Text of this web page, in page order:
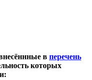
в перечень
которых